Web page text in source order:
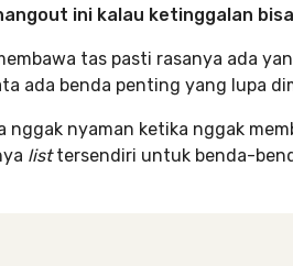
ini kalau ketinggalan
tas pasti rasanya ada
ada benda penting yang lupa
nggak nyaman ketika nggak
listtersendiri untuk benda-